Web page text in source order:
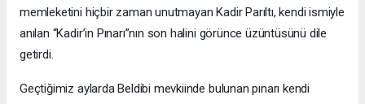
memleketini hiçbir zaman unutmayan Kadir Parıltı, kendi ismiyle
anılan “Kadir’in Pınarı”nın son halini görünce üzüntüsünü dile
getirdi.
Geçtiğimiz aylarda Beldibi mevkiinde bulunan pınarı kendi